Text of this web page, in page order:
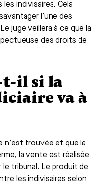
indivisaires. Cela
l’une des
juge veillera à ce que la
des droits de
t-il si la
va à
n’est trouvée et que la
la vente est réalisée
le tribunal. Le produit de
les indivisaires selon